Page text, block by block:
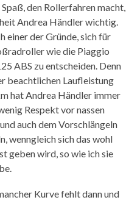
den Rollerfahren macht,
Andrea Händler wichtig.
einer der Gründe, sich für
wie die Piaggio
ABS zu entscheiden. Denn
beachtlichen Laufleistung
hat Andrea Händler immer
Respekt vor nassen
auch dem Vorschlängeln
wenngleich sich das wohl
geben wird, so wie ich sie
Kurve fehlt dann und